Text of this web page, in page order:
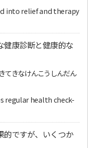
into relief and therapy
健康診断と健康的な
てきなけんこうしんだん
regular health check-
的ですが、いくつか